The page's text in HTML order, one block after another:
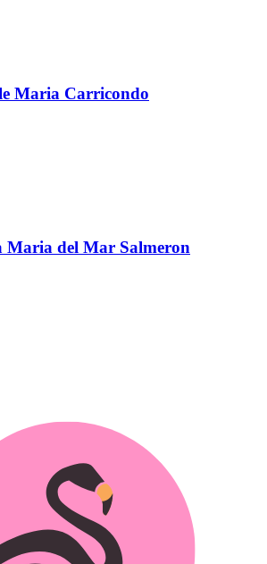
Maria Carricondo
Maria del Mar Salmeron